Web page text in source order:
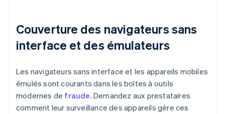
Couverture des navigateurs sans
interface et des émulateurs
Les navigateurs sans interface et les appareils mobiles
émulés sont courants dans les boîtes à outils
modernes de fraude. Demandez aux prestataires
comment leur surveillance des appareils gère ces